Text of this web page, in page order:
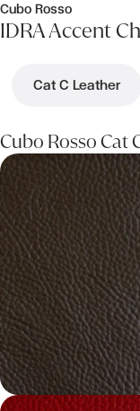
Cubo Rosso
IDRA Accent
Cat C Leather
Cubo Rosso Cat